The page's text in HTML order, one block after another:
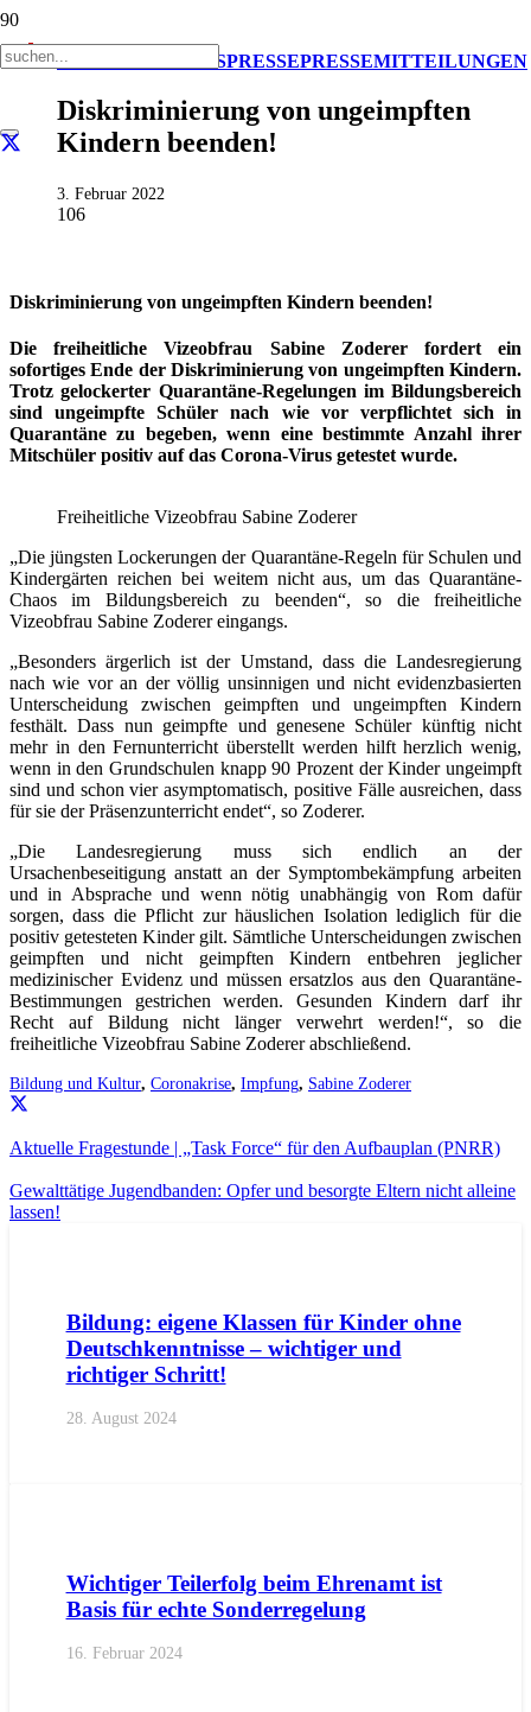
AKTUELL IMPULSPRESSEPRESSEMITTEILUNGEN
Diskriminierung von ungeimpften
Kindern beenden!
3. Februar 2022
106
Diskriminierung von ungeimpften Kindern beenden!
Die freiheitliche Vizeobfrau Sabine Zoderer fordert ein
sofortiges Ende der Diskriminierung von ungeimpften Kindern.
Trotz gelockerter Quarantäne-Regelungen im Bildungsbereich
sind ungeimpfte Schüler nach wie vor verpflichtet sich in
Quarantäne zu begeben, wenn eine bestimmte Anzahl ihrer
Mitschüler positiv auf das Corona-Virus getestet wurde.
Freiheitliche Vizeobfrau Sabine Zoderer
„Die jüngsten Lockerungen der Quarantäne-Regeln für Schulen und
Kindergärten reichen bei weitem nicht aus, um das Quarantäne-
Chaos im Bildungsbereich zu beenden“, so die freiheitliche
Vizeobfrau Sabine Zoderer eingangs.
„Besonders ärgerlich ist der Umstand, dass die Landesregierung
nach wie vor an der völlig unsinnigen und nicht evidenzbasierten
Unterscheidung zwischen geimpften und ungeimpften Kindern
festhält. Dass nun geimpfte und genesene Schüler künftig nicht
mehr in den Fernunterricht überstellt werden hilft herzlich wenig,
wenn in den Grundschulen knapp 90 Prozent der Kinder ungeimpft
sind und schon vier asymptomatisch, positive Fälle ausreichen, dass
für sie der Präsenzunterricht endet“, so Zoderer.
„Die Landesregierung muss sich endlich an der
Ursachenbeseitigung anstatt an der Symptombekämpfung arbeiten
und in Absprache und wenn nötig unabhängig von Rom dafür
sorgen, dass die Pflicht zur häuslichen Isolation lediglich für die
positiv getesteten Kinder gilt. Sämtliche Unterscheidungen zwischen
geimpften und nicht geimpften Kindern entbehren jeglicher
medizinischer Evidenz und müssen ersatzlos aus den Quarantäne-
Bestimmungen gestrichen werden. Gesunden Kindern darf ihr
Recht auf Bildung nicht länger verwehrt werden!“, so die
freiheitliche Vizeobfrau Sabine Zoderer abschließend.
Bildung und Kultur, Coronakrise, Impfung, Sabine Zoderer
Aktuelle Fragestunde | „Task Force“ für den Aufbauplan (PNRR)
Gewalttätige Jugendbanden: Opfer und besorgte Eltern nicht alleine
lassen!
Bildung: eigene Klassen für Kinder ohne
Deutschkenntnisse – wichtiger und
richtiger Schritt!
28. August 2024
Wichtiger Teilerfolg beim Ehrenamt ist
Basis für echte Sonderregelung
16. Februar 2024